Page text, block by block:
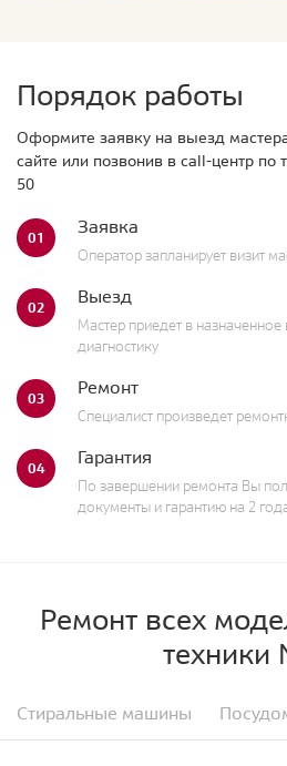
Порядок работы
Оформите заявку на выезд
сайте или позвонив в call-центр по
50
01 Заявка
Оператор запланирует визит
02 Выезд
Мастер приедет в
диагностику
03 Ремонт
Специалист произведет
04 Гарантия
По завершении ремонта Вы
документы и гарантию на 2
Ремонт всех
техники
Стиральные машины